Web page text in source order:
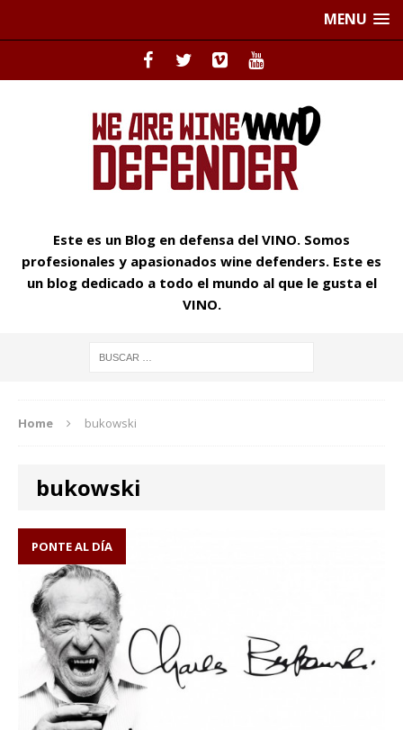
MENU
Este es un Blog en defensa del VINO. Somos
profesionales y apasionados wine defenders. Este es
un blog dedicado a todo el mundo al que le gusta el
VINO.
Home bukowski
bukowski
PONTE AL DÍA